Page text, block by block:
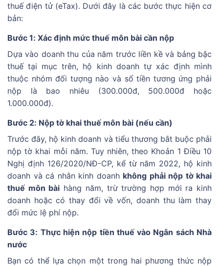
thuế điện tử (eTax). Dưới đây là các bước thực hiện cơ
bản:
Bước 1: Xác định mức thuế môn bài cần nộp
Dựa vào doanh thu của năm trước liền kề và bảng bậc
thuế tại mục trên, hộ kinh doanh tự xác định mình
thuộc nhóm đối tượng nào và số tiền tương ứng phải
nộp là bao nhiêu (300.000đ, 500.000đ hoặc
1.000.000đ).
Bước 2: Nộp tờ khai thuế môn bài (nếu cần)
Trước đây, hộ kinh doanh và tiểu thương bắt buộc phải
nộp tờ khai mỗi năm. Tuy nhiên, theo Khoản 1 Điều 10
Nghị định 126/2020/NĐ-CP, kể từ năm 2022, hộ kinh
doanh và cá nhân kinh doanh không phải nộp tờ khai
thuế môn bài hàng năm, trừ trường hợp mới ra kinh
doanh hoặc có thay đổi về vốn, doanh thu làm thay
đổi mức lệ phí nộp.
Bước 3: Thực hiện nộp tiền thuế vào Ngân sách Nhà
nước
Bạn có thể lựa chọn một trong hai phương thức nộp